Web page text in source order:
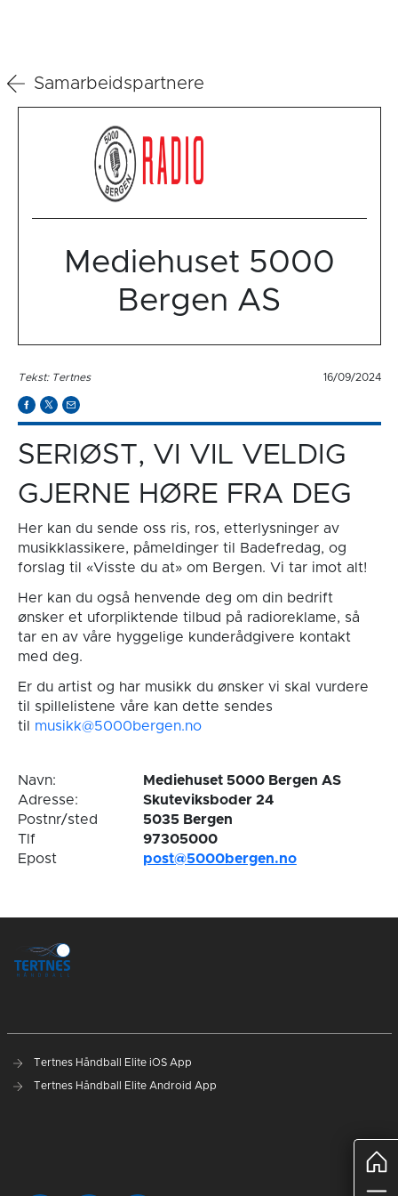
Samarbeidspartnere
Mediehuset 5000
Bergen AS
Tekst: Tertnes 16/09/2024
SERIØST, VI VIL VELDIG
GJERNE HØRE FRA DEG
Her kan du sende oss ris, ros, etterlysninger av
musikklassikere, påmeldinger til Badefredag, og
forslag til «Visste du at» om Bergen. Vi tar imot alt!
Her kan du også henvende deg om din bedrift
ønsker et uforpliktende tilbud på radioreklame, så
tar en av våre hyggelige kunderådgivere kontakt
med deg.
Er du artist og har musikk du ønsker vi skal vurdere
til spillelistene våre kan dette sendes
til musikk@5000bergen.no
Navn:
Mediehuset 5000 Bergen AS
Adresse:
Skuteviksboder 24
Postnr/sted
5035 Bergen
Tlf
97305000
Epost
post@5000bergen.no
Tertnes Håndball Elite iOS App
Tertnes Håndball Elite Android App